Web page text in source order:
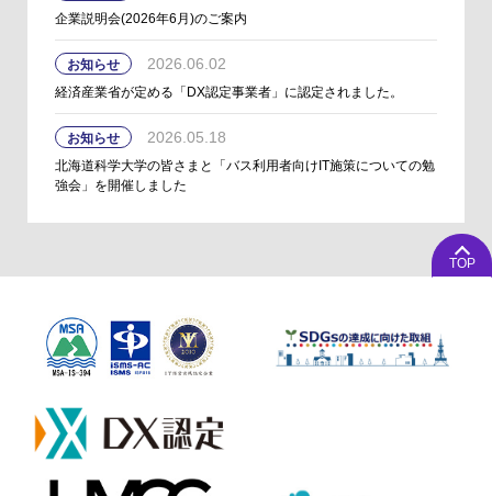
企業説明会(2026年6月)のご案内
お知らせ 2026.06.02
経済産業省が定める「DX認定事業者」に認定されました。
お知らせ 2026.05.18
北海道科学大学の皆さまと「バス利用者向けIT施策についての勉
強会」を開催しました
TOP